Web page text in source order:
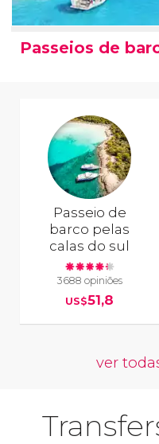
Passeios de
Passeio de
barco pelas
calas do sul
3688 opiniões
US$51,8
ver